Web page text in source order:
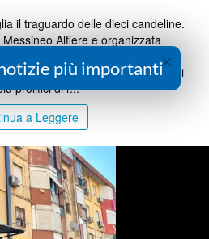
il traguardo delle dieci candeline.
Alfiere e organizzata
Attiva Petralia Soprana, la
conferma come uno degli esempi
prolifici di r...
a Leggere
×
più importanti